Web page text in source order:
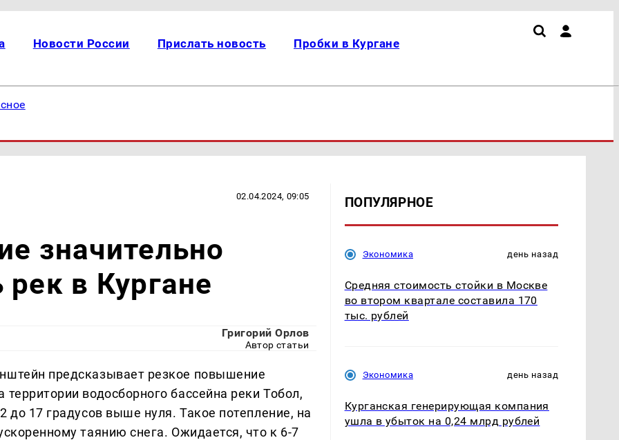
Новости России Прислать новость Пробки в Кургане
02.04.2024, 09:05
значительно
в Кургане
Григорий Орлов
Автор статьи
предсказывает резкое повышение
водосборного бассейна реки Тобол,
до 17 градусов выше нуля. Такое потепление, на
таянию снега. Ожидается, что к 6-7
ПОПУЛЯРНОЕ
Экономика день назад
Средняя стоимость стойки в Москве
во втором квартале составила 170
тыс. рублей
Экономика день назад
Курганская генерирующая компания
ушла в убыток на 0,24 млрд рублей